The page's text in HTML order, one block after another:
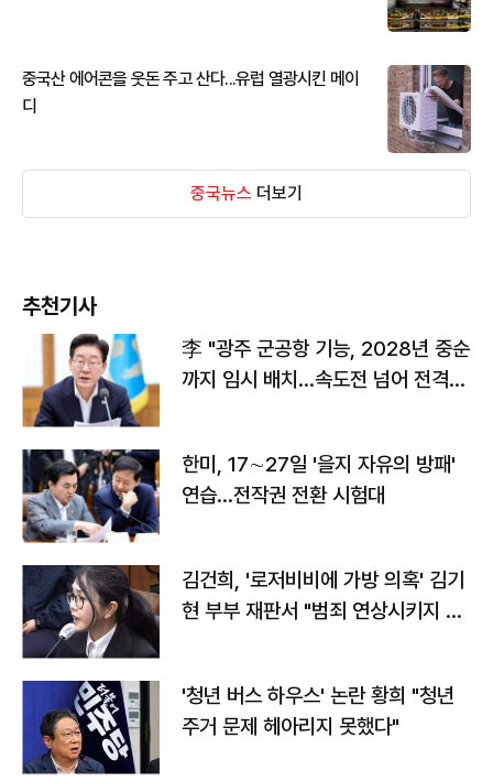
중국산 에어콘을 웃돈 주고 산다...유럽 열광시킨 메이
디
중국뉴스 더보기
추천기사
李 "광주 군공항 기능, 2028년 중순
까지 임시 배치…속도전 넘어 전격
한미, 17∼27일 '을지 자유의 방패'
연습…전작권 전환 시험대
김건희, '로저비비에 가방 의혹' 김기
현 부부 재판서 "범죄 연상시키지 말
'청년 버스 하우스' 논란 황희 "청년
주거 문제 헤아리지 못했다"